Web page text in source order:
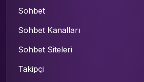
Sohbet
Sohbet Kanalları
Sohbet Siteleri
Takipçi